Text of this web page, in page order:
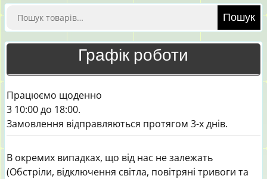
Шукати: Пошук
Графік роботи
Працюємо щоденно
3 10:00 до 18:00.
Замовлення відправляються протягом 3-х днів.
В окремих випадках, що від нас не залежать
(Обстріли, відключення світла, повітряні тривоги та